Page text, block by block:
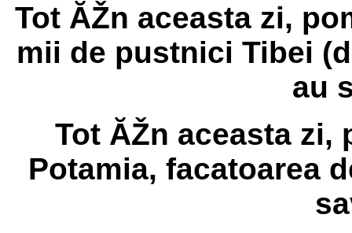
Tot ĂŽn aceasta zi,
mii de pustnici Tibei
au
Tot ĂŽn aceasta zi,
Potamia, facatoarea